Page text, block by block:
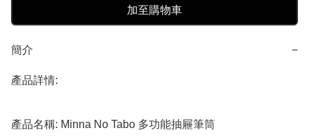
加至購物車
簡介 −
產品詳情:
產品名稱: Minna No Tabo 多功能抽屜筆筒